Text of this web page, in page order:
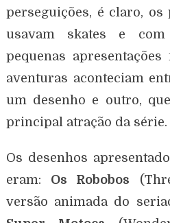
perseguições, é claro, os
usavam skates e
pequenas
aventuras aconteciam
um desenho e outro,
principal atração da série.
Os desenhos
eram: Os Robobos
versão animada do